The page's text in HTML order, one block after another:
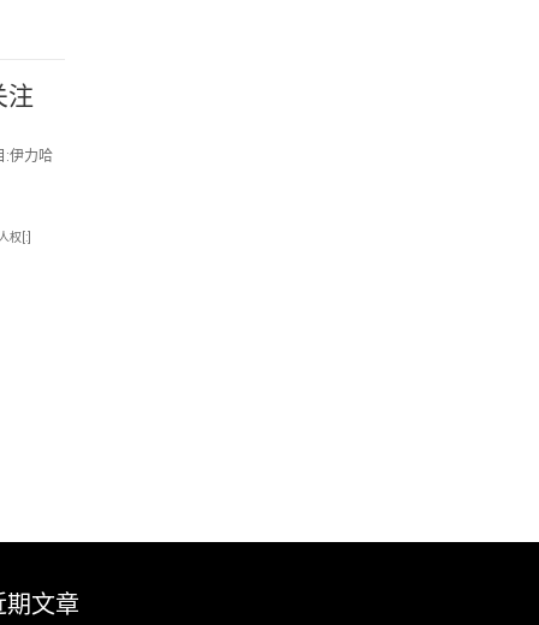
注
伊力哈
权[:]
期文章